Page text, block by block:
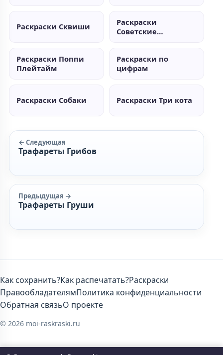
Раскраски Сквиши
Раскраски
Советские
Раскраски Поппи
Плейтайм
Раскраски по
цифрам
Раскраски Собаки Раскраски Три кота
← Следующая
Трафареты Грибов
Предыдущая →
Трафареты Груши
Как сохранить?Как распечатать?Раскраски
ПравообладателямПолитика конфиденциальности
Обратная связьО проекте
© 2026 moi-raskraski.ru